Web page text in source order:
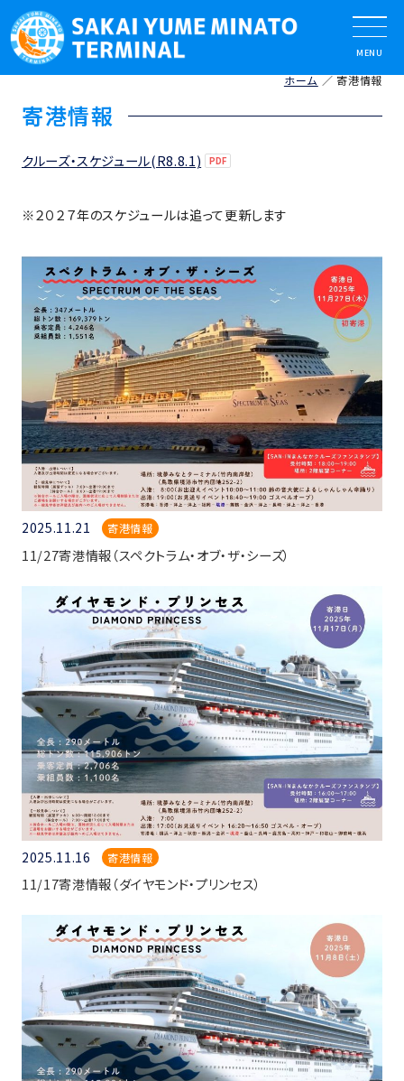
ホーム 寄港情報
寄港情報
クルーズ・スケジュール(R8.8.1)
※２０２７年のスケジュールは追って更新します
2025.11.21 寄港情報
11/27寄港情報（スペクトラム・オブ・ザ・シーズ）
2025.11.16 寄港情報
11/17寄港情報（ダイヤモンド・プリンセス）